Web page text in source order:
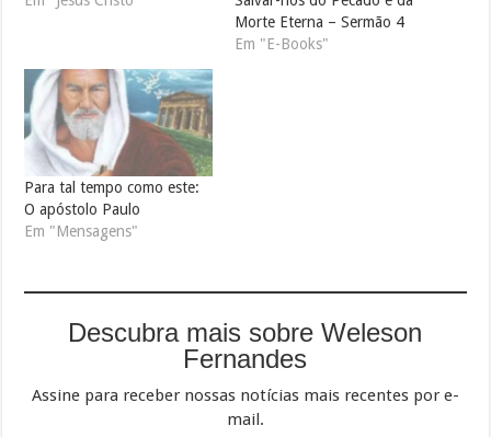
Morte Eterna – Sermão 4
Em "E-Books"
Para tal tempo como este:
O apóstolo Paulo
Em "Mensagens"
Descubra mais sobre Weleson
Fernandes
Assine para receber nossas notícias mais recentes por e-
mail.